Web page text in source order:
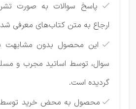

پاسخ سوالات به صورت
ارجاع به متن کتاب‌های معرفی
 این محصول بدون مشابهت
سوال، توسط اساتید مجرب و
گردیده است.
 محصول به محض خرید توسط